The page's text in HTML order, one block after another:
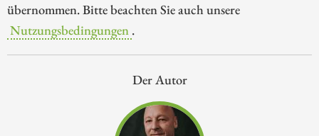
übernommen. Bitte beachten Sie auch unsere
Nutzungsbedingungen .
Der Autor